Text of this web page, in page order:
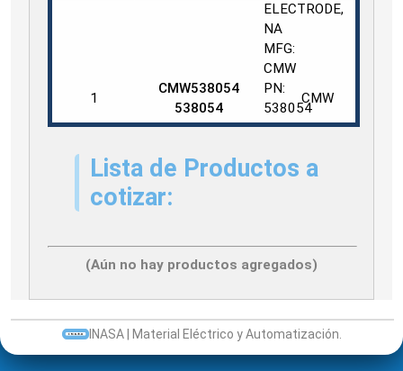
1
CMW538054
538054
ELECTRODE,
NA
MFG:
CMW
PN:
538054
TYPE:
1-
CMW
Lista de Productos a
cotizar:
(Aún no hay productos agregados)
INASA | Material Eléctrico y Automatización.